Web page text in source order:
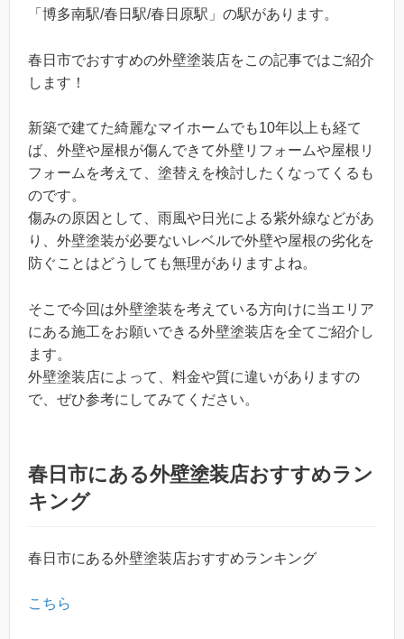
「博多南駅/春日駅/春日原駅」の駅があります。
春日市でおすすめの外壁塗装店をこの記事ではご紹介
します！
新築で建てた綺麗なマイホームでも10年以上も経て
ば、外壁や屋根が傷んできて外壁リフォームや屋根リ
フォームを考えて、塗替えを検討したくなってくるも
のです。
傷みの原因として、雨風や日光による紫外線などがあ
り、外壁塗装が必要ないレベルで外壁や屋根の劣化を
防ぐことはどうしても無理がありますよね。
そこで今回は外壁塗装を考えている方向けに当エリア
にある施工をお願いできる外壁塗装店を全てご紹介し
ます。
外壁塗装店によって、料金や質に違いがありますの
で、ぜひ参考にしてみてください。
春日市にある外壁塗装店おすすめラン
キング
春日市にある外壁塗装店おすすめランキング
こちら